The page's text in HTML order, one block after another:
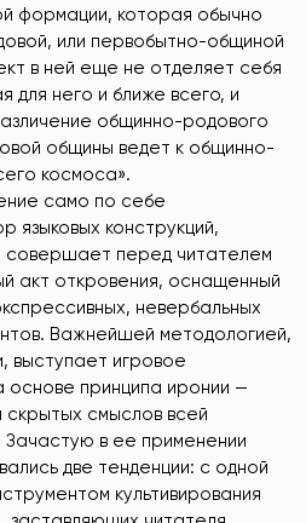
формации, которая обычно
или первобытно-общиной
в ней еще не отделяет себя
для него и ближе всего, и
общинно-родового
общины ведет к общинно-
космоса».
само по себе
языковых конструкций,
совершает перед читателем
акт откровения, оснащенный
невербальных
Важнейшей методологией,
выступает игровое
основе принципа иронии —
скрытых смыслов всей
Зачастую в ее применении
две тенденции: с одной
культивирования